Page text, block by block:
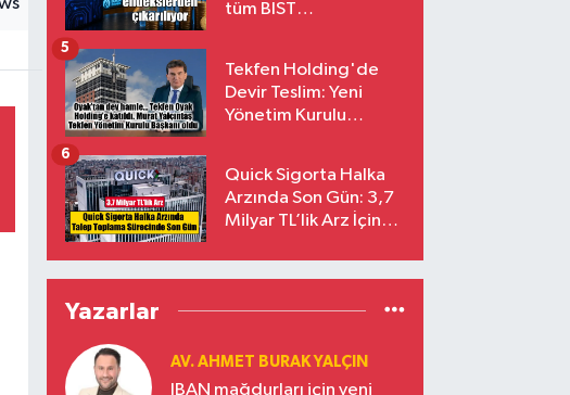
tüm BIST
Tekfen Holding'de
Devir Teslim: Yeni
Yönetim Kurulu
5
Quick Sigorta Halka
Arzında Son Gün: 3,7
Milyar TL’lik Arz İçin
Eriyor
6
Yazarlar
AV. AHMET BURAK YALÇIN
IBAN mağdurları için yeni